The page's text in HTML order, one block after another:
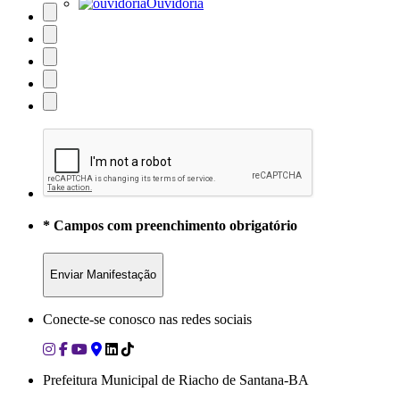
Ouvidoria
* Campos com preenchimento obrigatório
Conecte-se conosco nas redes sociais
Prefeitura Municipal de Riacho de Santana-BA